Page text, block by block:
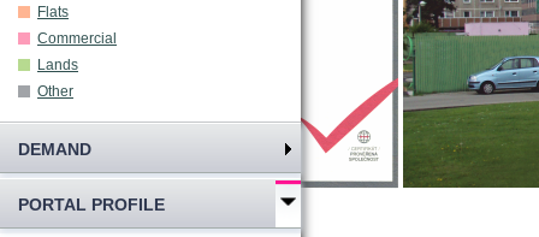
Flats
Commercial
Lands
Other
DEMAND
PORTAL PROFILE